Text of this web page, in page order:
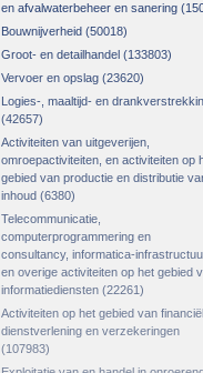
en afvalwaterbeheer en sanering
Bouwnijverheid (50018)
Groot- en detailhandel (133803)
Vervoer en opslag (23620)
Logies-, maaltijd- en
(42657)
Activiteiten van uitgeverijen,
omroepactiviteiten, en activiteiten op
gebied van productie en distributie
inhoud (6380)
Telecommunicatie,
computerprogrammering en
consultancy, informatica-
en overige activiteiten op het gebied
informatiediensten (22261)
Activiteiten op het gebied van
dienstverlening en verzekeringen
(107983)